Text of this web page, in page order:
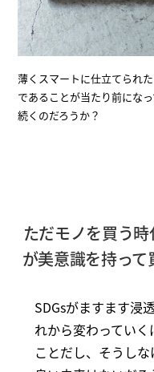
薄くスマートに仕立てられ
であることが当たり前にな
続くのだろうか？
ただモノを買う
が美意識を持っ
SDGsがますます浸
れから変わってい
ことだし、そうし